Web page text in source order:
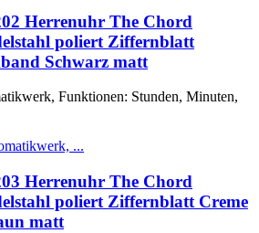
Herrenuhr The Chord
poliert Ziffernblatt
Schwarz matt
Funktionen: Stunden, Minuten,
Herrenuhr The Chord
poliert Ziffernblatt Creme
matt